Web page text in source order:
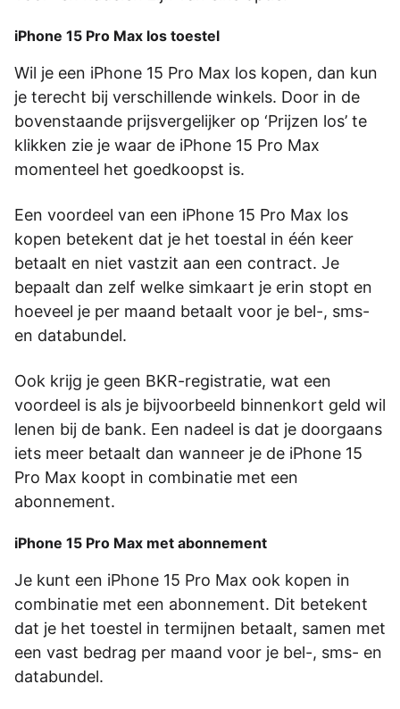
iPhone 15 Pro Max los toestel
Wil je een iPhone 15 Pro Max los kopen, dan kun
je terecht bij verschillende winkels. Door in de
bovenstaande prijsvergelijker op ‘Prijzen los’ te
klikken zie je waar de iPhone 15 Pro Max
momenteel het goedkoopst is.
Een voordeel van een iPhone 15 Pro Max los
kopen betekent dat je het toestal in één keer
betaalt en niet vastzit aan een contract. Je
bepaalt dan zelf welke simkaart je erin stopt en
hoeveel je per maand betaalt voor je bel-, sms-
en databundel.
Ook krijg je geen BKR-registratie, wat een
voordeel is als je bijvoorbeeld binnenkort geld wil
lenen bij de bank. Een nadeel is dat je doorgaans
iets meer betaalt dan wanneer je de iPhone 15
Pro Max koopt in combinatie met een
abonnement.
iPhone 15 Pro Max met abonnement
Je kunt een iPhone 15 Pro Max ook kopen in
combinatie met een abonnement. Dit betekent
dat je het toestel in termijnen betaalt, samen met
een vast bedrag per maand voor je bel-, sms- en
databundel.